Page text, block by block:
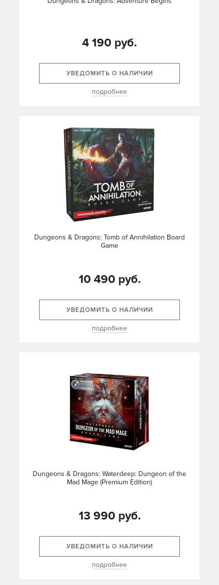
4 190 руб.
УВЕДОМИТЬ О НАЛИЧИИ
подробнее
Dungeons & Dragons: Tomb of Annihilation Board
Game
10 490 руб.
УВЕДОМИТЬ О НАЛИЧИИ
подробнее
Dungeons & Dragons: Waterdeep: Dungeon of the
Mad Mage (Premium Edition)
13 990 руб.
УВЕДОМИТЬ О НАЛИЧИИ
подробнее